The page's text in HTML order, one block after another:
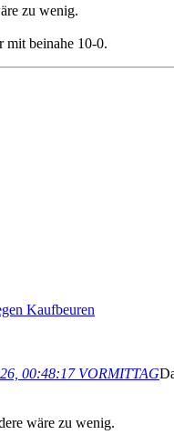
zu wenig.
mit beinahe 10-0.
Kaufbeuren
00:48:17 VORMITTAG
wäre zu wenig.